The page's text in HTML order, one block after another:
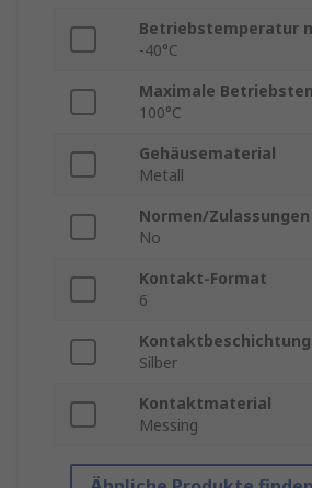
Betriebstemperatur
-40°C
Maximale
100°C
Gehäusematerial
Metall
Normen/Zulassungen
No
Kontakt-Format
6
Kontaktbeschichtung
Silber
Kontaktmaterial
Messing